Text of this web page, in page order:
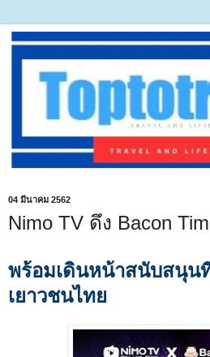
04 มีนาคม 2562
Nimo TV ดึง Bacon
พร้อมเดินหน้าสนับสนุน
เยาวชนไทย